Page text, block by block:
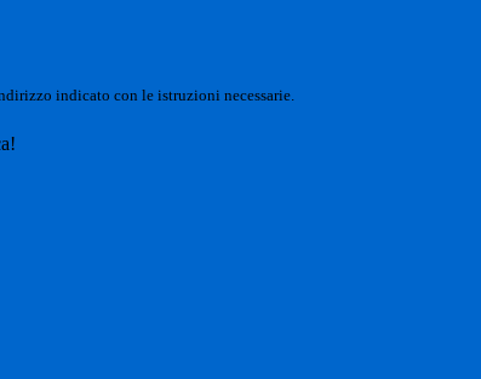
indicato con le istruzioni necessarie.